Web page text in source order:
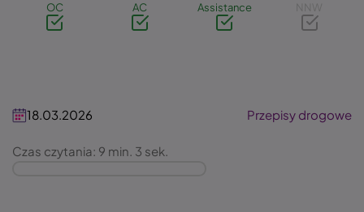
OC AC Assistance NNW
18.03.2026 Przepisy drogowe
Czas czytania: 9 min. 3 sek.